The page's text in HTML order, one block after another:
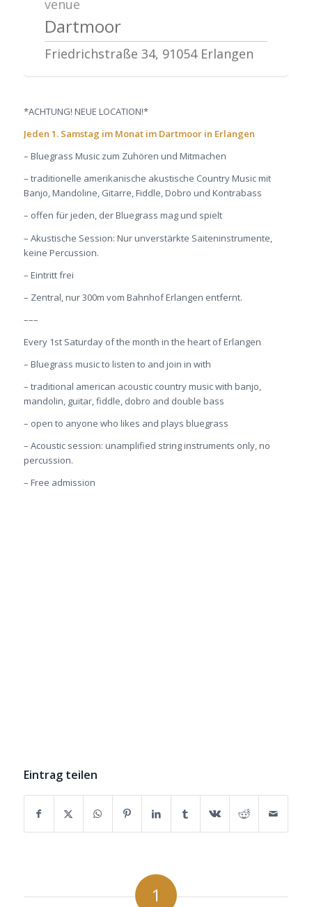
venue
Dartmoor
Friedrichstraße 34, 91054 Erlangen
*ACHTUNG! NEUE LOCATION!*
Jeden 1. Samstag im Monat im Dartmoor in Erlangen
– Bluegrass Music zum Zuhören und Mitmachen
– traditionelle amerikanische akustische Country Music mit
Banjo, Mandoline, Gitarre, Fiddle, Dobro und Kontrabass
– offen für jeden, der Bluegrass mag und spielt
– Akustische Session: Nur unverstärkte Saiteninstrumente,
keine Percussion.
– Eintritt frei
– Zentral, nur 300m vom Bahnhof Erlangen entfernt.
–––
Every 1st Saturday of the month in the heart of Erlangen
– Bluegrass music to listen to and join in with
– traditional american acoustic country music with banjo,
mandolin, guitar, fiddle, dobro and double bass
– open to anyone who likes and plays bluegrass
– Acoustic session: unamplified string instruments only, no
percussion.
– Free admission
Eintrag teilen
1